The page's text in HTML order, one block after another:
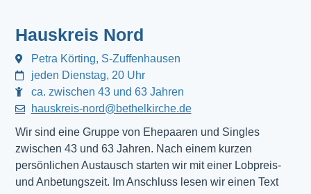
Hauskreis Nord
Petra Körting, S-Zuffenhausen
jeden Dienstag, 20 Uhr
ca. zwischen 43 und 63 Jahren
hauskreis-nord@bethelkirche.de
Wir sind eine Gruppe von Ehepaaren und Singles
zwischen 43 und 63 Jahren. Nach einem kurzen
persönlichen Austausch starten wir mit einer Lobpreis-
und Anbetungszeit. Im Anschluss lesen wir einen Text